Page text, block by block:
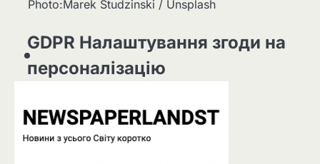
Photo:Marek Studzinski / Unsplash
GDPR Налаштування згоди на
персоналізацію